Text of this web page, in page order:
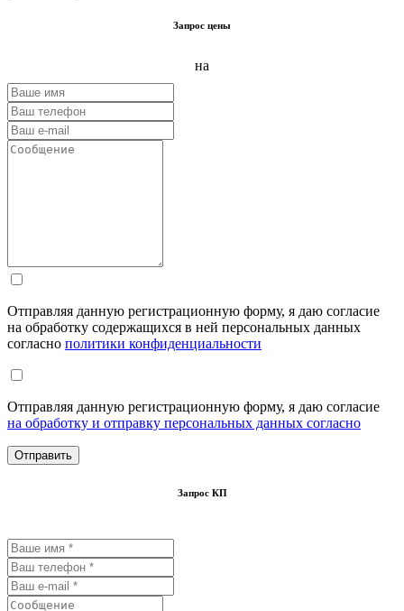
Запрос цены
на
Отправляя данную регистрационную форму, я даю согласие
на обработку содержащихся в ней персональных данных
согласно политики конфиденциальности
Отправляя данную регистрационную форму, я даю согласие
на обработку и отправку персональных данных согласно
Запрос КП